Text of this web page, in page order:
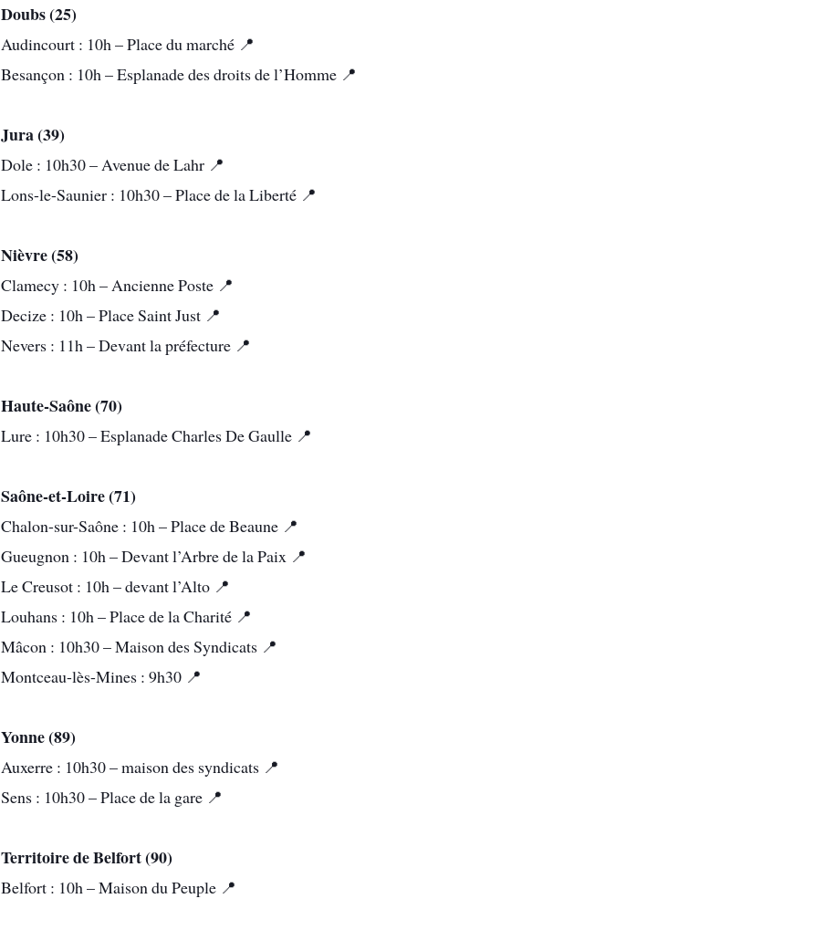
Doubs (25)
Audincourt : 10h – Place du marché 📍
Besançon : 10h – Esplanade des droits de l’Homme 📍
Jura (39)
Dole : 10h30 – Avenue de Lahr 📍
Lons-le-Saunier : 10h30 – Place de la Liberté 📍
Nièvre (58)
Clamecy : 10h – Ancienne Poste 📍
Decize : 10h – Place Saint Just 📍
Nevers : 11h – Devant la préfecture 📍
Haute-Saône (70)
Lure : 10h30 – Esplanade Charles De Gaulle 📍
Saône-et-Loire (71)
Chalon-sur-Saône : 10h – Place de Beaune 📍
Gueugnon : 10h – Devant l’Arbre de la Paix 📍
Le Creusot : 10h – devant l’Alto 📍
Louhans : 10h – Place de la Charité 📍
Mâcon : 10h30 – Maison des Syndicats 📍
Montceau-lès-Mines : 9h30 📍
Yonne (89)
Auxerre : 10h30 – maison des syndicats 📍
Sens : 10h30 – Place de la gare 📍
Territoire de Belfort (90)
Belfort : 10h – Maison du Peuple 📍